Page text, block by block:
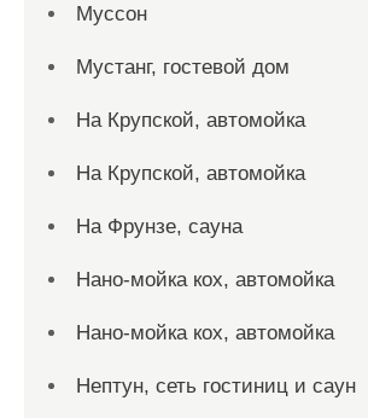
Муссон
Мустанг, гостевой дом
На Крупской, автомойка
На Крупской, автомойка
На Фрунзе, сауна
Нано-мойка кох, автомойка
Нано-мойка кох, автомойка
Нептун, сеть гостиниц и саун